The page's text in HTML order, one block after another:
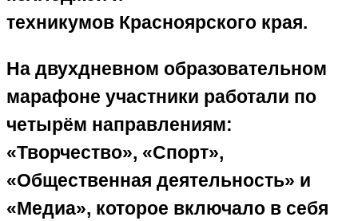
техникумов Красноярского края.
На двухдневном образовательном
марафоне участники работали по
четырём направлениям:
«Творчество», «Спорт»,
«Общественная деятельность» и
«Медиа», которое включало в себя